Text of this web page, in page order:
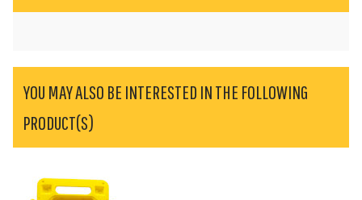
YOU MAY ALSO BE INTERESTED IN THE FOLLOWING
PRODUCT(S)